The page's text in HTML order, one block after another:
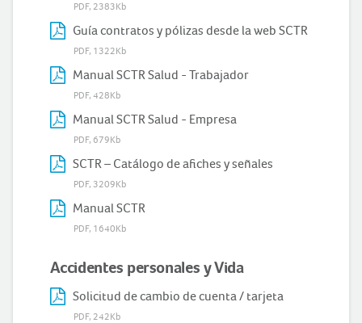
PDF, 2383Kb
Guía contratos y pólizas desde la web SCTR
PDF, 1322Kb
Manual SCTR Salud - Trabajador
PDF, 428Kb
Manual SCTR Salud - Empresa
PDF, 679Kb
SCTR – Catálogo de afiches y señales
PDF, 3209Kb
Manual SCTR
PDF, 1640Kb
Accidentes personales y Vida
Solicitud de cambio de cuenta / tarjeta
PDF, 242Kb